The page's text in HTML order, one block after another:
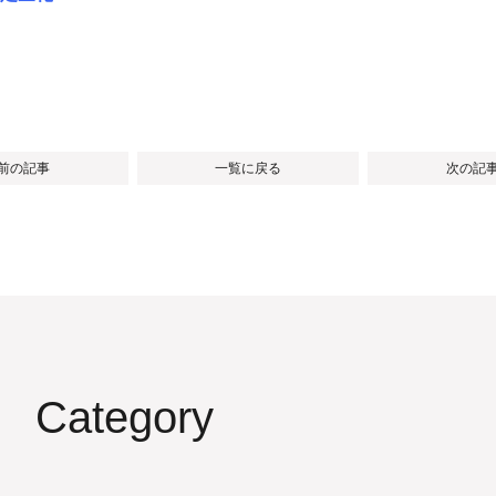
の記事 一覧に戻る 次の記
Category